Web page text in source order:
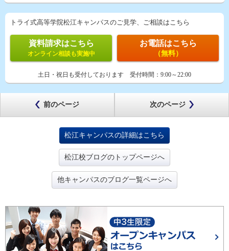
トライ式高等学院松江キャンパスのご見学、ご相談はこちら
資料請求はこちら
オンライン相談も実施中
お電話はこちら
（無料）
土日・祝日も受付しております 受付時間： 9:00～22:00
前のページ 次のページ
松江キャンパスの詳細はこちら
松江校ブログのトップページへ
他キャンパスのブログ一覧ページへ